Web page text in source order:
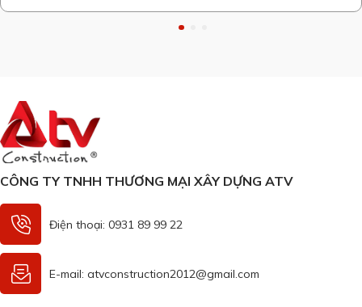
thấy, thiết kế nhà xưởng tại Bình Thuận đòi hỏi sự am hiểu địa
phương, tiêu chuẩn kỹ thuật và khả năng tối ưu công năng. Dưới
CÔNG TY TNHH THƯƠNG MẠI XÂY DỰNG ATV
Điện thoại: 0931 89 99 22
E-mail: atvconstruction2012@gmail.com